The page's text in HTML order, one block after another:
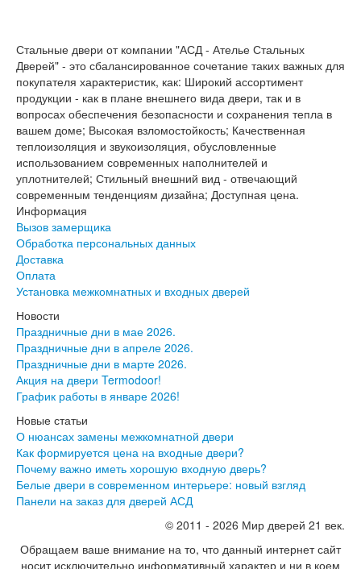
Коллекция дверей Элеганс
Экошпон Верда
Коллекция дверей Лофт
Коллекция дверей Некст
Коллекция дверей Техно
Эмаль Верда
Двери Дворецкий
Шпон Дворецкий
Эмаль Дворецкий
Двери Про
Экошпон Про
Эмаль Про
Атум Про ВФД
Винтер ВФД
Иннова ВФД
Классик Арт ВФД
Стокгольм ВФД
Урбан ВФД
Фурнитура
Фурнитура Adden bau
Фурнитура Bussare
Фурнитура Vantage
Фурнитура для раздвижных дверей
Распродажа
Информация
Стальные двери от компании "АСД - Ателье Стальных
Дверей" - это сбалансированное сочетание таких важных для
покупателя характеристик, как: Широкий ассортимент
продукции - как в плане внешнего вида двери, так и в
вопросах обеспечения безопасности и сохранения тепла в
вашем доме; Высокая взломостойкость; Качественная
теплоизоляция и звукоизоляция, обусловленные
использованием современных наполнителей и
уплотнителей; Стильный внешний вид - отвечающий
современным тенденциям дизайна; Доступная цена.
Информация
Вызов замерщика
Обработка персональных данных
Доставка
Оплата
Установка межкомнатных и входных дверей
Новости
Праздничные дни в мае 2026.
Праздничные дни в апреле 2026.
Праздничные дни в марте 2026.
Акция на двери Termodoor!
График работы в январе 2026!
Новые статьи
О нюансах замены межкомнатной двери
Как формируется цена на входные двери?
Почему важно иметь хорошую входную дверь?
Белые двери в современном интерьере: новый взгляд
Панели на заказ для дверей АСД
© 2011 - 2026 Мир дверей 21 век.
Обращаем ваше внимание на то, что данный интернет сайт
носит исключительно информативный характер и ни в коем